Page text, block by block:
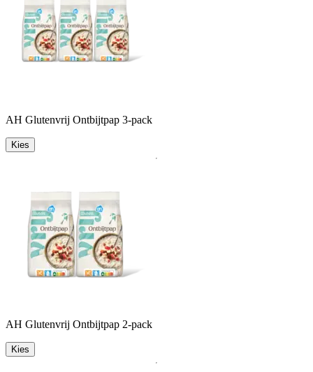
AH Glutenvrij Ontbijtpap 3-pack
Kies
AH Glutenvrij Ontbijtpap 2-pack
Kies